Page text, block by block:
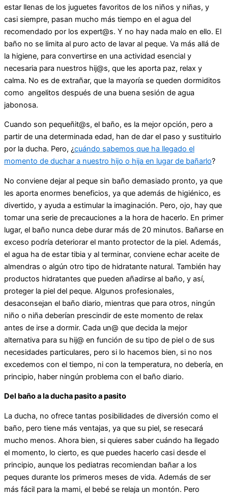
estar llenas de los juguetes favoritos de los niños y niñas, y
casi siempre, pasan mucho más tiempo en el agua del
recomendado por los expert@s. Y no hay nada malo en ello. El
baño no se limita al puro acto de lavar al peque. Va más allá de
la higiene, para convertirse en una actividad esencial y
necesaria para nuestros hij@s, que les aporta paz, relax y
calma. No es de extrañar, que la mayoría se queden dormiditos
como angelitos después de una buena sesión de agua
jabonosa.
Cuando son pequeñit@s, el baño, es la mejor opción, pero a
partir de una determinada edad, han de dar el paso y sustituirlo
por la ducha. Pero, ¿cuándo sabemos que ha llegado el
momento de duchar a nuestro hijo o hija en lugar de bañarlo?
No conviene dejar al peque sin baño demasiado pronto, ya que
les aporta enormes beneficios, ya que además de higiénico, es
divertido, y ayuda a estimular la imaginación. Pero, ojo, hay que
tomar una serie de precauciones a la hora de hacerlo. En primer
lugar, el baño nunca debe durar más de 20 minutos. Bañarse en
exceso podría deteriorar el manto protector de la piel. Además,
el agua ha de estar tibia y al terminar, conviene echar aceite de
almendras o algún otro tipo de hidratante natural. También hay
productos hidratantes que pueden añadirse al baño, y así,
proteger la piel del peque. Algunos profesionales,
desaconsejan el baño diario, mientras que para otros, ningún
niño o niña deberían prescindir de este momento de relax
antes de irse a dormir. Cada un@ que decida la mejor
alternativa para su hij@ en función de su tipo de piel o de sus
necesidades particulares, pero si lo hacemos bien, si no nos
excedemos con el tiempo, ni con la temperatura, no debería, en
principio, haber ningún problema con el baño diario.
Del baño a la ducha pasito a pasito
La ducha, no ofrece tantas posibilidades de diversión como el
baño, pero tiene más ventajas, ya que su piel, se resecará
mucho menos. Ahora bien, si quieres saber cuándo ha llegado
el momento, lo cierto, es que puedes hacerlo casi desde el
principio, aunque los pediatras recomiendan bañar a los
peques durante los primeros meses de vida. Además de ser
más fácil para la mami, el bebé se relaja un montón. Pero